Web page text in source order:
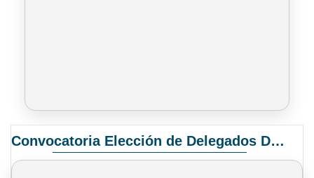
Convocatoria Elección de Delegados Docentes para el XIV Congreso Nacional de Universidades